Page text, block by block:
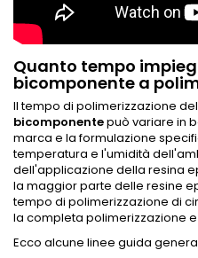
Quanto tempo
bicomponente a
Il tempo di polimerizzazione
bicomponentepuò variare in
marca e la formulazione
temperatura e l'umidità
dell'applicazione della resina
la maggior parte delle resine
tempo di polimerizzazione di
la completa polimerizzazione
Ecco alcune linee guida